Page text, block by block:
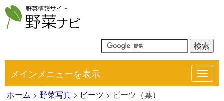
メインメニューを表示
ホーム > 野菜写真 > ビーツ > ビーツ（葉）